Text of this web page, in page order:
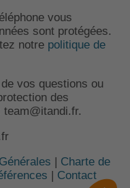
vous
sont protégées.
notre politique de
vos questions ou
des
| Charte de
| Contact